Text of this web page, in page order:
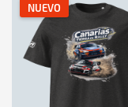
NUEVO